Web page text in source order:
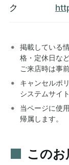
ク
掲載している
格・定休日な
ご来店時は事
キャンセルポ
システムサイ
当ページに使
帰属します。
この